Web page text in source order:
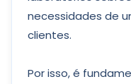
necessidades de
clientes.
Por isso, é